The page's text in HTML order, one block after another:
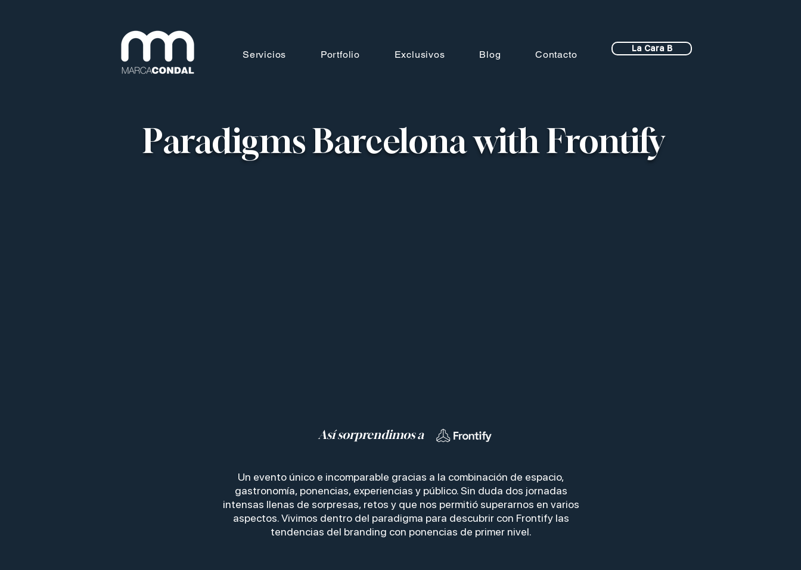
Servicios Portfolio Exclusivos Blog Contacto
La Cara B
Paradigms Barcelona with Frontify
Así sorprendimos a
Un evento único e incomparable gracias a la combinación de espacio,
gastronomía, ponencias, experiencias y público. Sin duda dos jornadas
intensas llenas de sorpresas, retos y que nos permitió superarnos en varios
aspectos. Vivimos dentro del paradigma para descubrir con Frontify las
tendencias del branding con ponencias de primer nivel.